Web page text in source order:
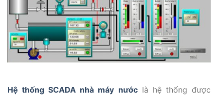
Hệ thống SCADA nhà máy nướclà hệ thống được